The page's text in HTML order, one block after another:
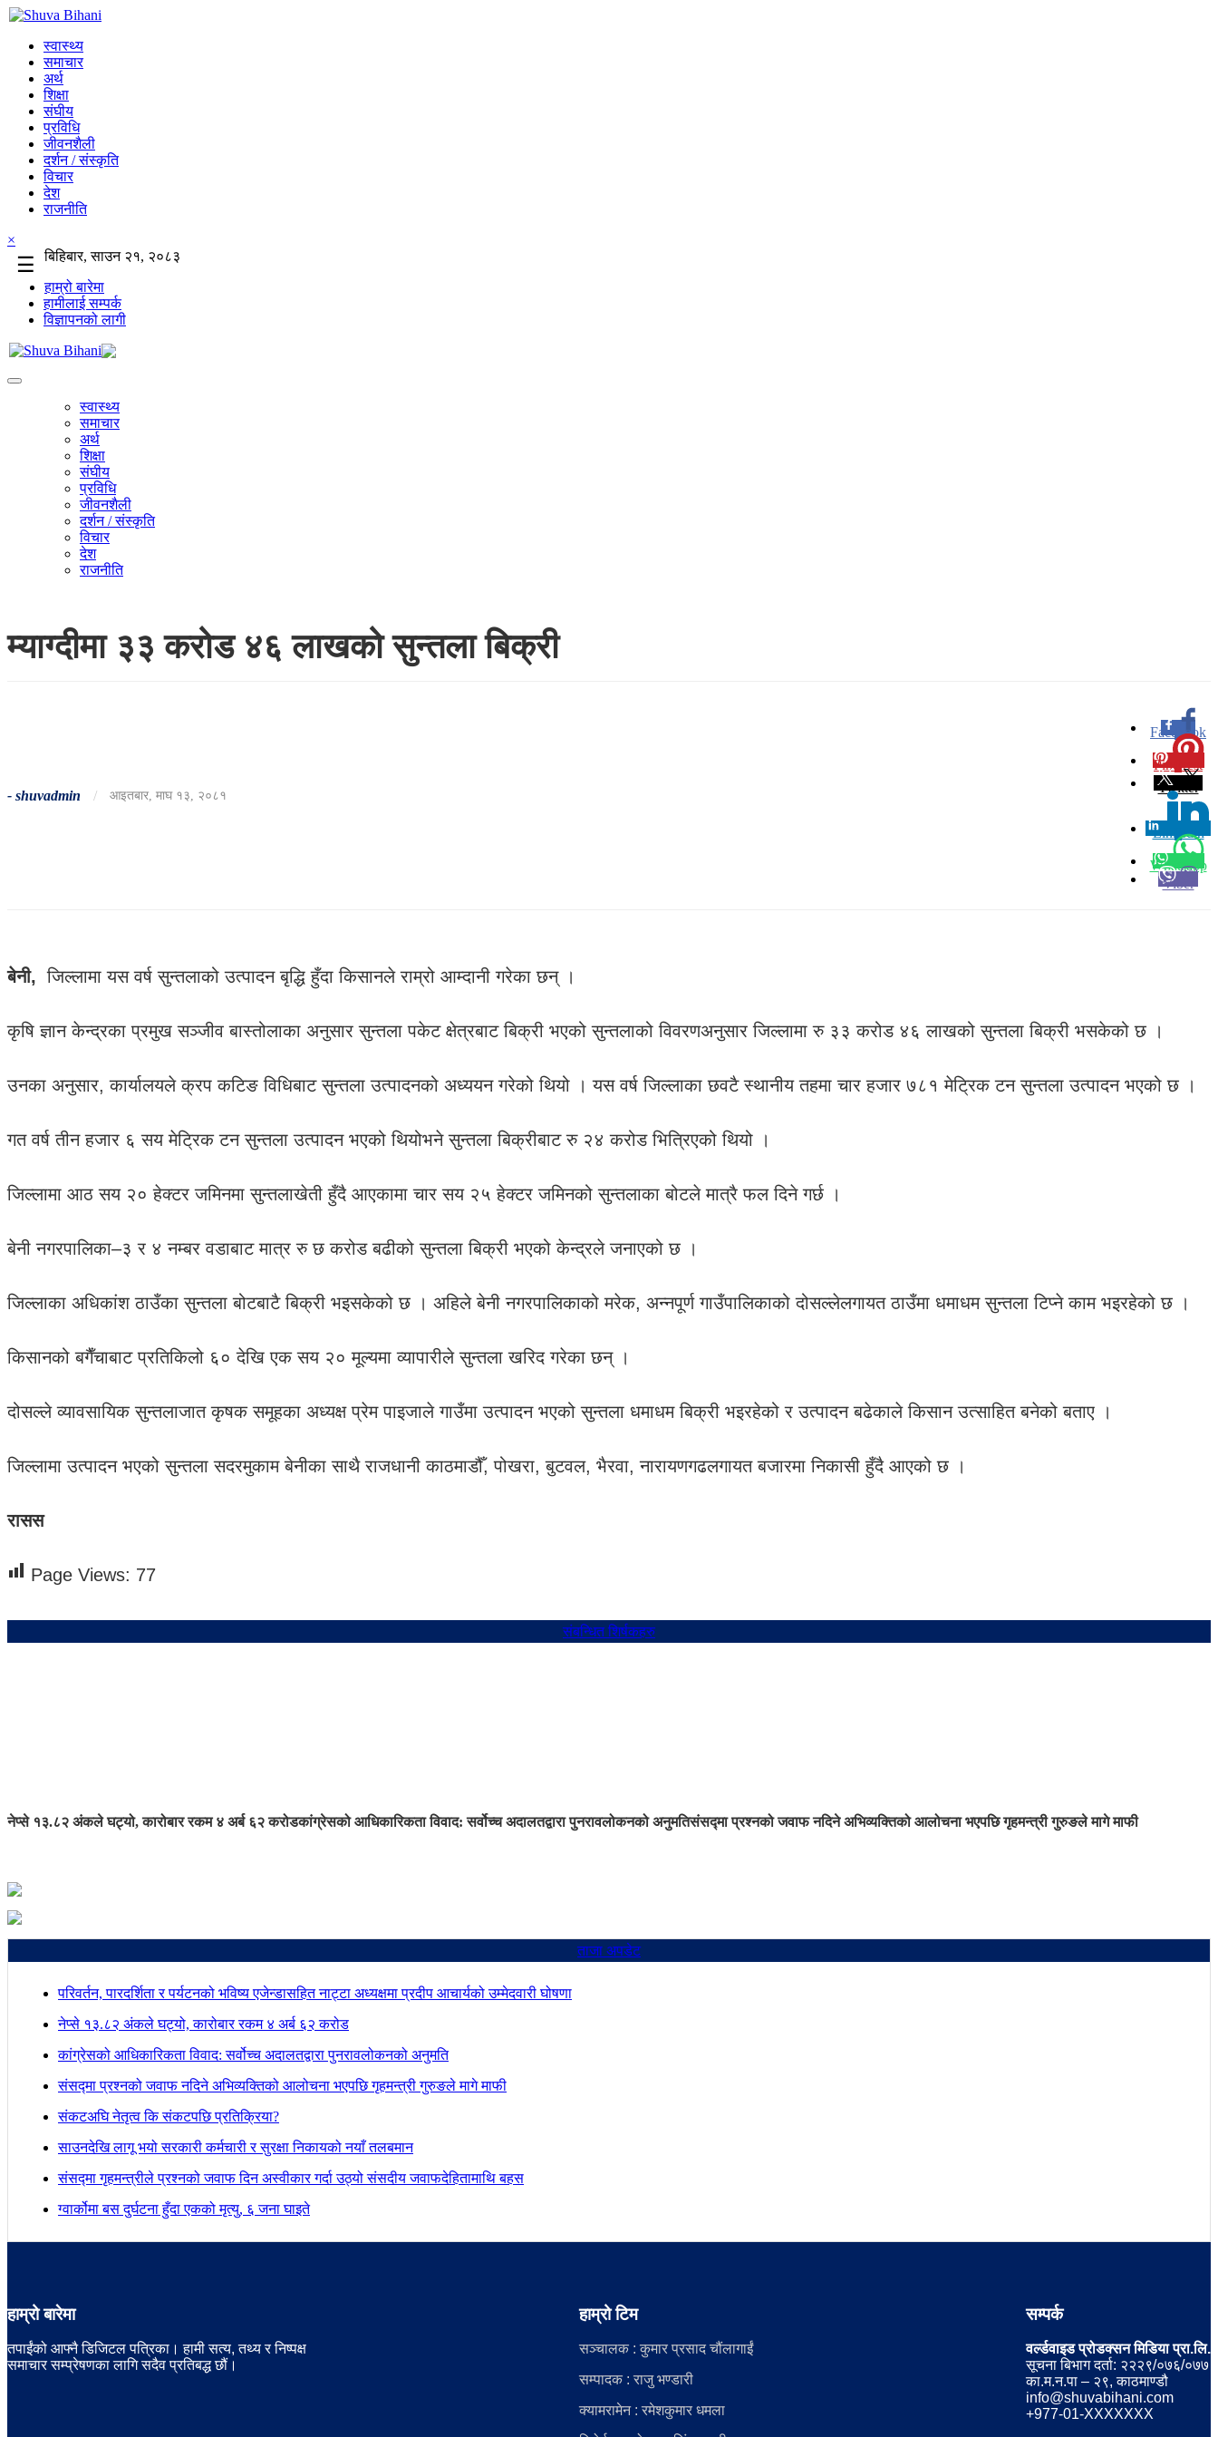
स्वास्थ्य
समाचार
अर्थ
शिक्षा
संघीय
प्रविधि
जीवनशैली
दर्शन / संस्कृति
विचार
देश
राजनीति
×
☰
बिहिबार, साउन २१, २०८३
हाम्रो बारेमा
हामीलाई सम्पर्क
विज्ञापनको लागी
स्वास्थ्य
समाचार
अर्थ
शिक्षा
संघीय
प्रविधि
जीवनशैली
दर्शन / संस्कृति
विचार
देश
राजनीति
म्याग्दीमा ३३ करोड ४६ लाखको सुन्तला बिक्री
- shuvadmin / आइतबार, माघ १३, २०८१
Facebook
0
Pinterest
Twitter
Linkedin
0
Whatsapp
Viber
बेनी, जिल्लामा यस वर्ष सुन्तलाको उत्पादन बृद्धि हुँदा किसानले राम्रो आम्दानी गरेका छन् ।
कृषि ज्ञान केन्द्रका प्रमुख सञ्जीव बास्तोलाका अनुसार सुन्तला पकेट क्षेत्रबाट बिक्री भएको सुन्तलाको विवरणअनुसार जिल्लामा रु ३३ करोड ४६ लाखको सुन्तला बिक्री भसकेको छ ।
उनका अनुसार, कार्यालयले क्रप कटिङ विधिबाट सुन्तला उत्पादनको अध्ययन गरेको थियो । यस वर्ष जिल्लाका छवटै स्थानीय तहमा चार हजार ७८१ मेट्रिक टन सुन्तला उत्पादन भएको छ ।
गत वर्ष तीन हजार ६ सय मेट्रिक टन सुन्तला उत्पादन भएको थियोभने सुन्तला बिक्रीबाट रु २४ करोड भित्रिएको थियो ।
जिल्लामा आठ सय २० हेक्टर जमिनमा सुन्तलाखेती हुँदै आएकामा चार सय २५ हेक्टर जमिनको सुन्तलाका बोटले मात्रै फल दिने गर्छ ।
बेनी नगरपालिका–३ र ४ नम्बर वडाबाट मात्र रु छ करोड बढीको सुन्तला बिक्री भएको केन्द्रले जनाएको छ ।
जिल्लाका अधिकांश ठाउँका सुन्तला बोटबाटै बिक्री भइसकेको छ । अहिले बेनी नगरपालिकाको मरेक, अन्नपूर्ण गाउँपालिकाको दोसल्लेलगायत ठाउँमा धमाधम सुन्तला टिप्ने काम भइरहेको छ ।
किसानको बगैँचाबाट प्रतिकिलो ६० देखि एक सय २० मूल्यमा व्यापारीले सुन्तला खरिद गरेका छन् ।
दोसल्ले व्यावसायिक सुन्तलाजात कृषक समूहका अध्यक्ष प्रेम पाइजाले गाउँमा उत्पादन भएको सुन्तला धमाधम बिक्री भइरहेको र उत्पादन बढेकाले किसान उत्साहित बनेको बताए ।
जिल्लामा उत्पादन भएको सुन्तला सदरमुकाम बेनीका साथै राजधानी काठमाडौँ, पोखरा, बुटवल, भैरवा, नारायणगढलगायत बजारमा निकासी हुँदै आएको छ ।
रासस
Page Views: 77
संबन्धित शिर्षकहरु
नेप्से १३.८२ अंकले घट्यो, कारोबार रकम ४ अर्ब ६२ करोडकांग्रेसको आधिकारिकता विवाद: सर्वोच्च अदालतद्वारा पुनरावलोकनको अनुमतिसंसद्मा प्रश्नको जवाफ नदिने अभिव्यक्तिको आलोचना भएपछि गृहमन्त्री गुरुङले मागे माफी
ताजा अपडेट
परिवर्तन, पारदर्शिता र पर्यटनको भविष्य एजेन्डासहित नाट्टा अध्यक्षमा प्रदीप आचार्यको उम्मेदवारी घोषणा
नेप्से १३.८२ अंकले घट्यो, कारोबार रकम ४ अर्ब ६२ करोड
कांग्रेसको आधिकारिकता विवाद: सर्वोच्च अदालतद्वारा पुनरावलोकनको अनुमति
संसद्मा प्रश्नको जवाफ नदिने अभिव्यक्तिको आलोचना भएपछि गृहमन्त्री गुरुङले मागे माफी
संकटअघि नेतृत्व कि संकटपछि प्रतिक्रिया?
साउनदेखि लागू भयो सरकारी कर्मचारी र सुरक्षा निकायको नयाँ तलबमान
संसद्मा गृहमन्त्रीले प्रश्नको जवाफ दिन अस्वीकार गर्दा उठ्यो संसदीय जवाफदेहितामाथि बहस
ग्वार्कोमा बस दुर्घटना हुँदा एकको मृत्यु, ६ जना घाइते
हाम्रो बारेमा
तपाईंको आफ्नै डिजिटल पत्रिका। हामी सत्य, तथ्य र निष्पक्ष
समाचार सम्प्रेषणका लागि सदैव प्रतिबद्ध छौं।
हाम्रो टिम
सञ्चालक : कुमार प्रसाद चौंलागाईं
सम्पादक : राजु भण्डारी
क्यामरामेन : रमेशकुमार धमला
सम्पर्क
वर्ल्डवाइड प्रोडक्सन मिडिया प्रा.लि.
सूचना बिभाग दर्ता: २२२९/०७६/०७७
का.म.न.पा – २९, काठमाण्डौ
info@shuvabihani.com
+977-01-XXXXXXX